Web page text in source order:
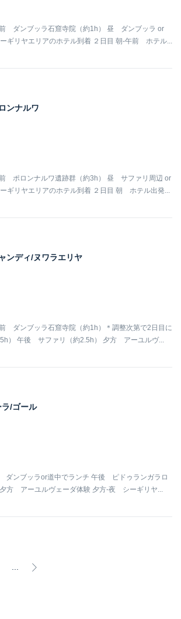
ダンブッラ石窟寺院（約1h） 昼 ダンブッラ or
リヤエリアのホテル到着 ２日目 朝-午前 ホテル...
ンナルワ
ポロンナルワ遺跡群（約3h） 昼 サファリ周辺 or
リヤエリアのホテル到着 ２日目 朝 ホテル出発...
ンディ/ヌワラエリヤ
ダンブッラ石窟寺院（約1h）＊調整次第で2日目に
） 午後 サファリ（約2.5h） 夕方 アーユルヴ...
ラ/ゴール
ンブッラor道中でランチ 午後 ピドゥランガラロ
方 アーユルヴェーダ体験 夕方-夜 シーギリヤ...